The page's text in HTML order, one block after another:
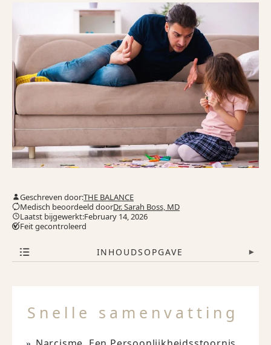
Geschreven door:THE BALANCE
Medisch beoordeeld doorDr. Sarah Boss, MD
Laatst bijgewerkt:February 14, 2026
Feit gecontroleerd
INHOUDSOPGAVE ▾
Snelle samenvatting